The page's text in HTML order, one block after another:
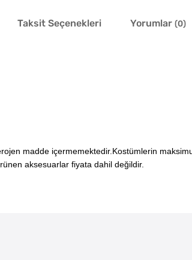
Taksit Seçenekleri Yorumlar (0)
madde içermemektedir. Kostümlerin
aksesuarlar fiyata dahil değildir.